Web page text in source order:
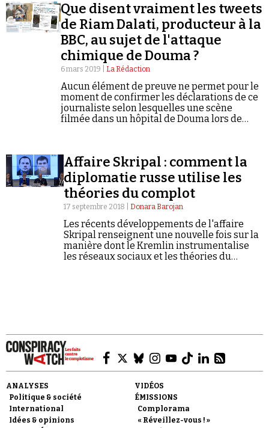
Demander à Vera
Se connecter
Que disent vraiment les tweets
de Riam Dalati, producteur à la
BBC, au sujet de l'attaque
chimique de Douma ?
6 mars 2019 | La Rédaction
Aucun élément de preuve ne permet pour le
moment de confirmer les déclarations de ce
journaliste selon lesquelles une scène
filmée dans un hôpital de Douma lors de
Affaire Skripal : comment la
diplomatie russe utilise les
théories du complot
17 septembre 2018 | Donara Barojan
Les récents développements de l'affaire
Skripal renseignent une nouvelle fois sur la
manière dont le Kremlin instrumentalise
les réseaux sociaux et les théories du
ANALYSES
Politique & société
International
Idées & opinions
VIDÉOS
ÉMISSIONS
Complorama
« Réveillez-vous ! »